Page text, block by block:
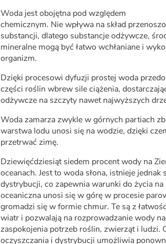
Woda jest obojętna pod względem
chemicznym. Nie wpływa na skład
substancji, dlatego substancje odżywcze,
mineralne mogą być łatwo wchłaniane i
organizm.
Dzięki procesowi dyfuzji prostej woda
części roślin wbrew sile ciążenia,
odżywcze na szczyty nawet najwyższych
Woda zamarza zwykle w górnych partiach
warstwa lodu unosi się na wodzie, dzięki
przetrwać zimę.
Dziewięćdziesiąt siedem procent wody na
oceanach. Jest to woda słona, istnieje
dystrybucji, co zapewnia warunki do życia
oceaniczna unosi się w górę w procesie
gromadzi się w formie chmur. Te są z
wiatr i pozwalają na rozprowadzanie wody
zaspokojenia potrzeb roślin, zwierząt i ludzi.
oczyszczania i dystrybucji umożliwia